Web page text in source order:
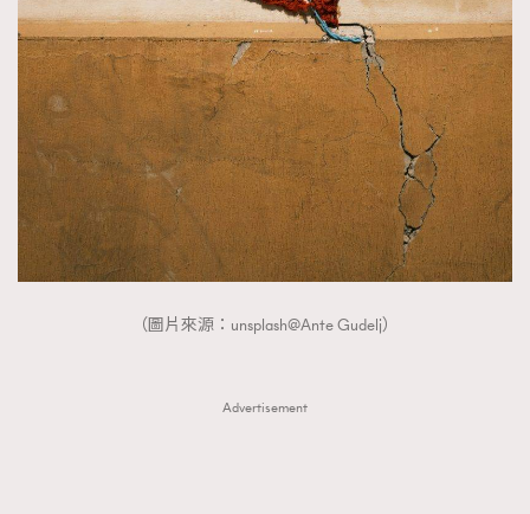
（圖片來源：unsplash@Ante Gudelj）
Advertisement